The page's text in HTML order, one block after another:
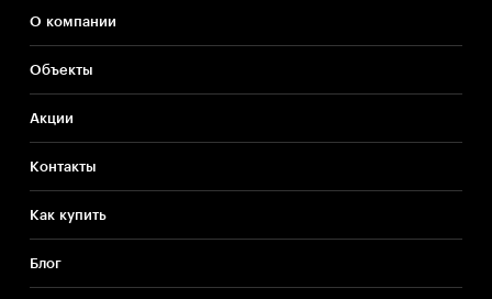
О компании
Объекты
Акции
Контакты
Как купить
Блог